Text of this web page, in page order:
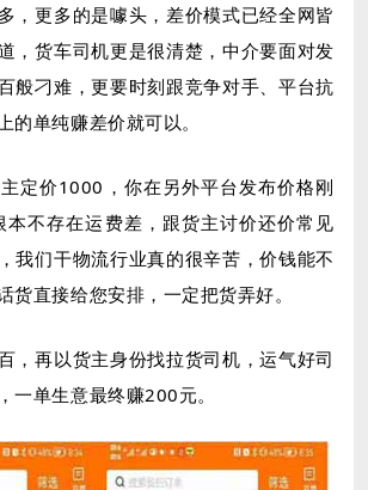
，更多的是噱头，差价模式已经全网皆
，货车司机更是很清楚，中介要面对发
般刁难，更要时刻跟竞争对手、平台抗
的单纯赚差价就可以。
定价1000，你在另外平台发布价格刚
不存在运费差，跟货主讨价还价常见
我们干物流行业真的很辛苦，价钱能不
货直接给您安排，一定把货弄好。
，再以货主身份找拉货司机，运气好司
一单生意最终赚200元。